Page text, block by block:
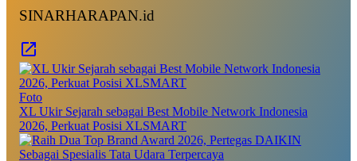
SINARHARAPAN.id
Foto
XL Ukir Sejarah sebagai Best Mobile Network Indonesia
2026, Perkuat Posisi XLSMART